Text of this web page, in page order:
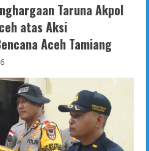
Taruna Akpol
atas Aksi
Aceh Tamiang